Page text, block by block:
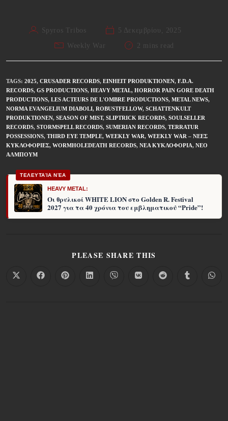
Spyros Tribos
5 Δεκεμβρίου, 2025
Weekly War
2 mins read
TAGS: 2025, CRUSADER RECORDS, EINHEIT PRODUKTIONEN, F.D.A.
RECORDS, GS PRODUCTIONS, HEAVY METAL, HORROR PAIN GORE DEATH
PRODUCTIONS, LES ACTEURS DE L'OMBRE PRODUCTIONS, METAL NEWS,
NORMA EVANGELIUM DIABOLI, ROBUSTFELLOW, SCHATTENKULT
PRODUKTIONEN, SEASON OF MIST, SLIPTRICK RECORDS, SOULSELLER
RECORDS, STORMSPELL RECORDS, SUMERIAN RECORDS, TERRATUR
POSSESSIONS, THIRD EYE TEMPLE, WEEKLY WAR, WEEKLY WAR – ΝΈΕΣ
ΚΥΚΛΟΦΟΡΊΕΣ, WORMHOLEDEATH RECORDS, ΝΈΑ ΚΥΚΛΟΦΟΡΊΑ, ΝΈΟ
ΆΛΜΠΟΥΜ
ΤΕΛΕΥΤΑΊΑ ΝΈΑ
HEAVY METAL:
Οι θρυλικοί WHITE LION στο Golden R. Festival
2027 για τα 40 χρόνια του εμβληματικού “Pride”!
PLEASE SHARE THIS